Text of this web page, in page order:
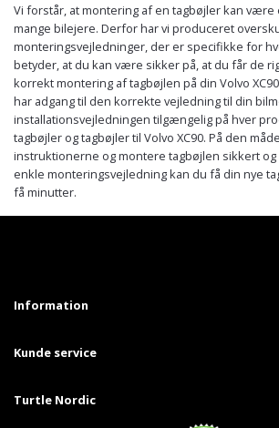
Vi forstår, at montering af en tagbøjler kan
mange bilejere. Derfor har vi produceret
monteringsvejledninger, der er specifikke for
betyder, at du kan være sikker på, at du får de
korrekt montering af tagbøjlen på din Volvo
har adgang til den korrekte vejledning til din
installationsvejledningen tilgængelig på hver
tagbøjler og tagbøjler til Volvo XC90. På den
instruktionerne og montere tagbøjlen sikkert
enkle monteringsvejledning kan du få din nye
få minutter.
Information
Kunde service
Turtle Nordic